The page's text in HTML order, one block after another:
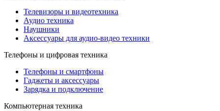
Телевизоры и видеотехника
Аудио техника
Наушники
Аксессуары для аудио-видео техники
Телефоны и цифровая техника
Телефоны и смартфоны
Гаджеты и аксессуары
Зарядка и подключение
Компьютерная техника